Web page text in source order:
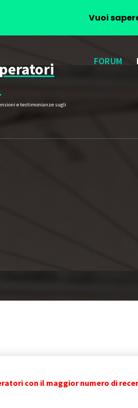
e testimonianze sugli
FORUM
con il maggior numero di
Vuoi